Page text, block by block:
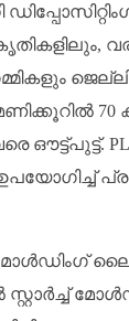
ഔട്ട്പുട്ട്.
മോൾഡിംഗ്